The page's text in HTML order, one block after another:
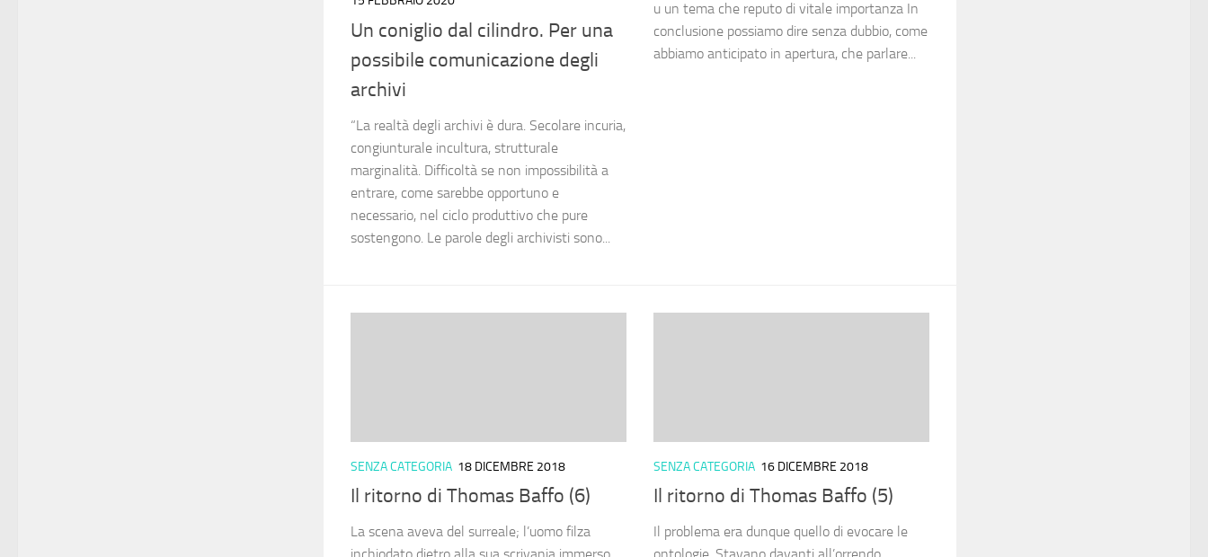
Un coniglio dal cilindro. Per una
possibile comunicazione degli
archivi
“La realtà degli archivi è dura. Secolare incuria,
congiunturale incultura, strutturale
marginalità. Difficoltà se non impossibilità a
entrare, come sarebbe opportuno e
necessario, nel ciclo produttivo che pure
sostengono. Le parole degli archivisti sono...
u un tema che reputo di vitale importanza In
conclusione possiamo dire senza dubbio, come
abbiamo anticipato in apertura, che parlare...
SENZA CATEGORIA 18 DICEMBRE 2018
Il ritorno di Thomas Baffo (6)
La scena aveva del surreale; l’uomo filza
SENZA CATEGORIA 16 DICEMBRE 2018
Il ritorno di Thomas Baffo (5)
Il problema era dunque quello di evocare le